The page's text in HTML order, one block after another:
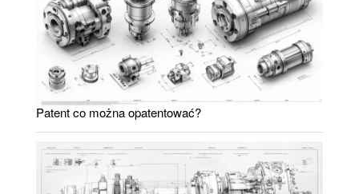
Patent co można opatentować?